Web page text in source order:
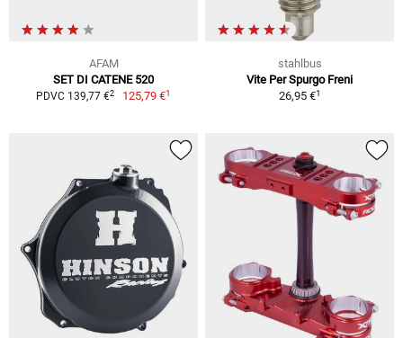
AFAM
SET DI CATENE 520
PDVC 139,77 €2 125,79 €1
stahlbus
Vite Per Spurgo Freni
26,95 €1